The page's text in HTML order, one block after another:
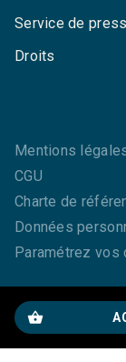
shopping_basket
Service de
Droits
Mentions
CGU
Charte de
Données
Paramétrez vos